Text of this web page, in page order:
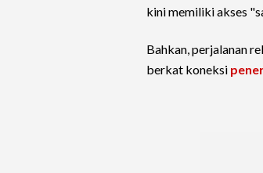
kini memiliki akses
Bahkan, perjalanan
berkat koneksi